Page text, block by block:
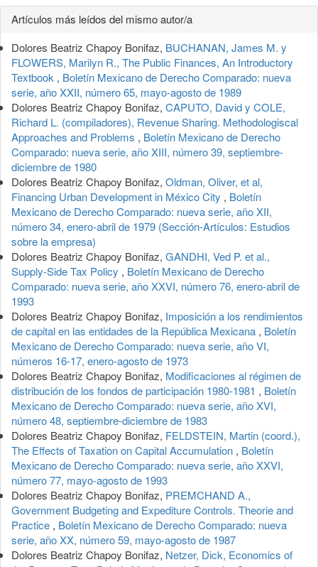
Detalles
del
artículo
Artículos más leídos del mismo autor/a
Dolores Beatriz Chapoy Bonifaz, BUCHANAN, James M. y
FLOWERS, Marilyn R., The Public Finances, An Introductory
Textbook , Boletín Mexicano de Derecho Comparado: nueva
serie, año XXII, número 65, mayo-agosto de 1989
Dolores Beatriz Chapoy Bonifaz, CAPUTO, David y COLE,
Richard L. (compiladores), Revenue Sharing. Methodologiscal
Approaches and Problems , Boletín Mexicano de Derecho
Comparado: nueva serie, año XIII, número 39, septiembre-
diciembre de 1980
Dolores Beatriz Chapoy Bonifaz, Oldman, Oliver, et al,
Financing Urban Development in México City , Boletín
Mexicano de Derecho Comparado: nueva serie, año XII,
número 34, enero-abril de 1979 (Sección-Artículos: Estudios
sobre la empresa)
Dolores Beatriz Chapoy Bonifaz, GANDHI, Ved P. et al.,
Supply-Side Tax Policy , Boletín Mexicano de Derecho
Comparado: nueva serie, año XXVI, número 76, enero-abril de
1993
Dolores Beatriz Chapoy Bonifaz, Imposición a los rendimientos
de capital en las entidades de la República Mexicana , Boletín
Mexicano de Derecho Comparado: nueva serie, año VI,
números 16-17, enero-agosto de 1973
Dolores Beatriz Chapoy Bonifaz, Modificaciones al régimen de
distribución de los fondos de participación 1980-1981 , Boletín
Mexicano de Derecho Comparado: nueva serie, año XVI,
número 48, septiembre-diciembre de 1983
Dolores Beatriz Chapoy Bonifaz, FELDSTEIN, Martin (coord.),
The Effects of Taxation on Capital Accumulation , Boletín
Mexicano de Derecho Comparado: nueva serie, año XXVI,
número 77, mayo-agosto de 1993
Dolores Beatriz Chapoy Bonifaz, PREMCHAND A.,
Government Budgeting and Expediture Controls. Theorie and
Practice , Boletín Mexicano de Derecho Comparado: nueva
serie, año XX, número 59, mayo-agosto de 1987
Dolores Beatriz Chapoy Bonifaz, Netzer, Dick, Economics of